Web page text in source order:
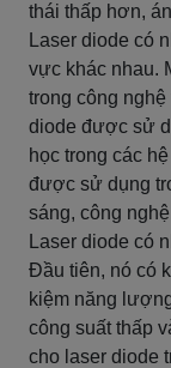
thái thấp hơn,
Laser diode có
vực khác nhau.
trong công
diode được sử
học trong các
được sử dụng
sáng, công
Laser diode có
Đầu tiên, nó có
kiệm năng
công suất thấp
cho laser diode